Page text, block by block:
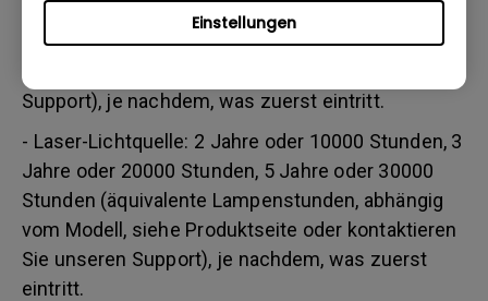
Einstellungen
Stunden/ 3 Jahre bzw. 3000 Stunden (äquivalente
Lampenstunden, abhängig vom Modell, siehe
Support), je nachdem, was zuerst eintritt.
- Laser-Lichtquelle: 2 Jahre oder 10000 Stunden, 3
Jahre oder 20000 Stunden, 5 Jahre oder 30000
Stunden (äquivalente Lampenstunden, abhängig
vom Modell, siehe Produktseite oder kontaktieren
Sie unseren Support), je nachdem, was zuerst
eintritt.